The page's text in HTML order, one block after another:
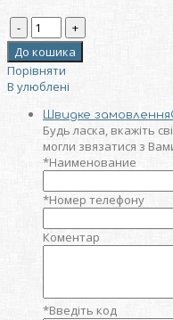
Порівняти
В улюблені
Швидке замовлення
Будь ласка, вкажіть
могли звязатися з
*Наименование
*Номер телефону
Коментар
*Введіть код